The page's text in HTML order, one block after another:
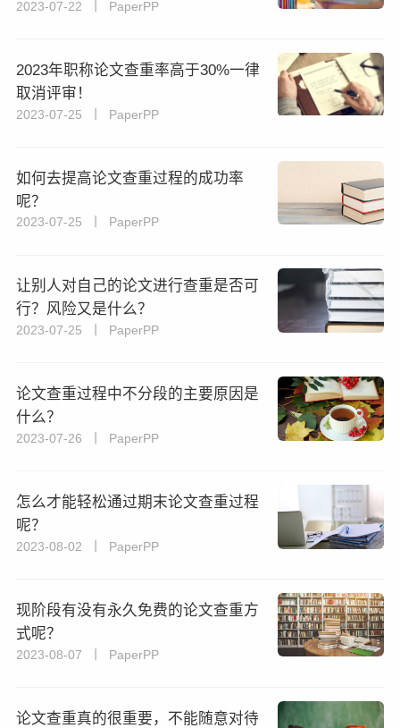
2023-07-22 丨 PaperPP
2023年职称论文查重率高于30%一律
取消评审！
2023-07-25 丨 PaperPP
如何去提高论文查重过程的成功率
呢？
2023-07-25 丨 PaperPP
让别人对自己的论文进行查重是否可
行？风险又是什么？
2023-07-25 丨 PaperPP
论文查重过程中不分段的主要原因是
什么？
2023-07-26 丨 PaperPP
怎么才能轻松通过期末论文查重过程
呢？
2023-08-02 丨 PaperPP
现阶段有没有永久免费的论文查重方
式呢？
2023-08-07 丨 PaperPP
论文查重真的很重要，不能随意对待